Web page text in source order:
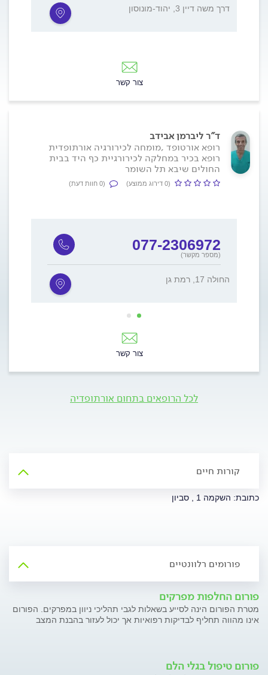
דרך משה דיין 3, יהוד-מונוסון
צור קשר
ד"ר ליברמן אבידב
רופא אורטופד ,מומחה לכירורגיה אורתופדית
רופא בכיר במחלקה לכירורגיית כף היד בבית
החולים שיבא תל השומר
(0 דירוג ממוצע) (0 חוות דעת)
077-2306972
(מספר מקשר)
החולה 17, רמת גן
צור קשר
לכל הרופאים בתחום אורתופדיה
קורות חיים
כתובת: השקמה 1 , סביון
פורומים רלוונטיים
פורום החלפות מפרקים
מטרת הפורום הינה לסייע בשאלות לגבי תהליכי ניוון במפרקים. הפורום
אינו מהווה תחליף לבדיקות רפואיות אך יכול לעזור בהבנת המצב
פורום טיפול בגלי הלם